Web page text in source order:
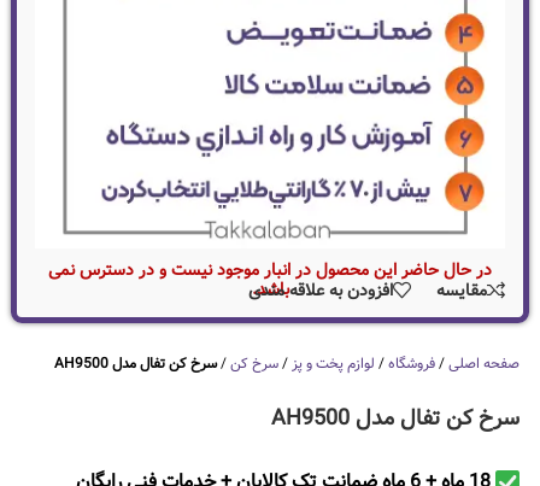
صفحه اصلی/فروشگاه/ لوازم پخت و پز/سرخ کن/سرخ کن تفال مدل AH9500
سرخ کن تفال مدل AH9500
در حال حاضر این محصول در انبار موجود نیست و در دسترس نمی
باشد. مقایسه افزودن به علاقه مندی